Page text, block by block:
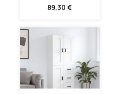
89,30 €